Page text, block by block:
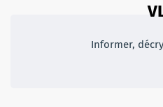
Informer,